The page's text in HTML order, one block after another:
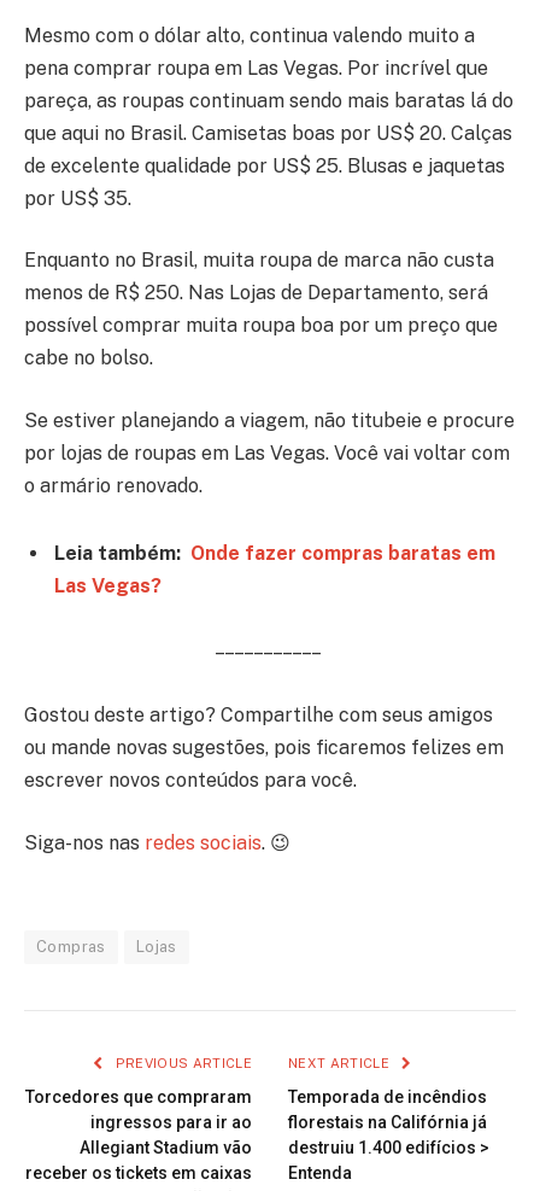
Mesmo com o dólar alto, continua valendo muito a
pena comprar roupa em Las Vegas. Por incrível que
pareça, as roupas continuam sendo mais baratas lá do
que aqui no Brasil. Camisetas boas por US$ 20. Calças
de excelente qualidade por US$ 25. Blusas e jaquetas
por US$ 35.
Enquanto no Brasil, muita roupa de marca não custa
menos de R$ 250. Nas Lojas de Departamento, será
possível comprar muita roupa boa por um preço que
cabe no bolso.
Se estiver planejando a viagem, não titubeie e procure
por lojas de roupas em Las Vegas. Você vai voltar com
o armário renovado.
Leia também: Onde fazer compras baratas em
Las Vegas?
– – – – – – – – – – –
Gostou deste artigo? Compartilhe com seus amigos
ou mande novas sugestões, pois ficaremos felizes em
escrever novos conteúdos para você.
Siga-nos nas redes sociais. 😉
Compras Lojas
PREVIOUS ARTICLE
Torcedores que compraram
ingressos para ir ao
Allegiant Stadium vão
receber os tickets em caixas
NEXT ARTICLE
Temporada de incêndios
florestais na Califórnia já
destruiu 1.400 edifícios >
Entenda